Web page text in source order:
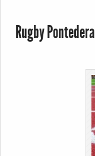
Rugby Pontedera